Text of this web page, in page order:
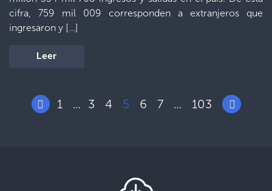
cifra, 759 mil 009 corresponden a extranjeros que
ingresaron y […]
Leer
1 … 3 4 5 6 7 … 103